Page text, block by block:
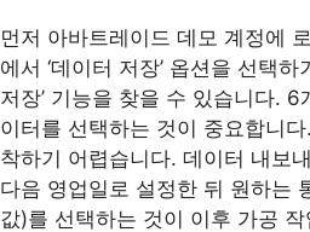
먼저 아바트레이드 데모 계정에
에서 ‘데이터 저장’ 옵션을 선택
저장’ 기능을 찾을 수 있습니다.
이터를 선택하는 것이 중요합니
착하기 어렵습니다. 데이터 내보
다음 영업일로 설정한 뒤 원하는
값)를 선택하는 것이 이후 가공